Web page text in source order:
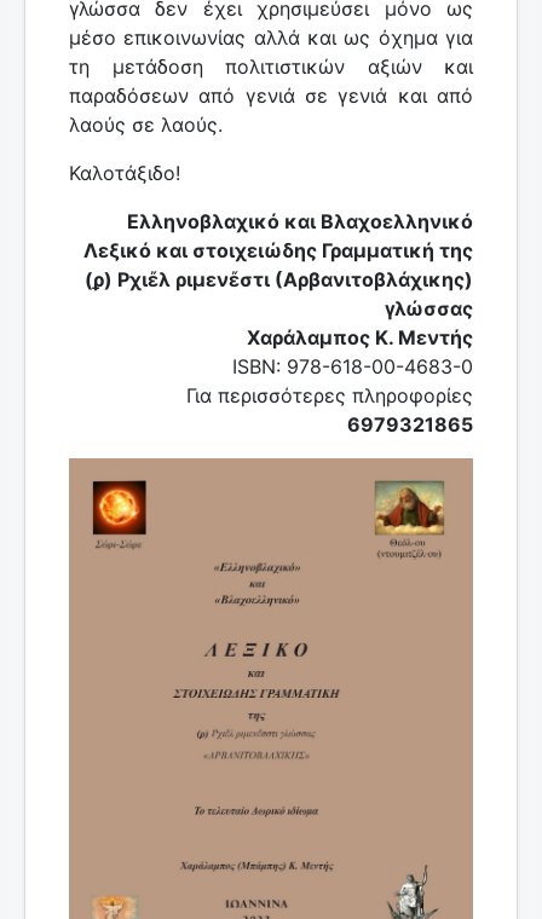
γλώσσα δεν έχει χρησιμεύσει μόνο ως
μέσο επικοινωνίας αλλά και ως όχημα για
τη μετάδοση πολιτιστικών αξιών και
παραδόσεων από γενιά σε γενιά και από
λαούς σε λαούς.
Καλοτάξιδο!
Ελληνοβλαχικό και Βλαχοελληνικό
Λεξικό και στοιχειώδης Γραμματική της
(ϼ) Ρχιἔλ ριμενἔστι (Αρβανιτοβλάχικης)
γλώσσας
Χαράλαμπος Κ. Μεντής
ISBN: 978-618-00-4683-0
Για περισσότερες πληροφορίες
6979321865